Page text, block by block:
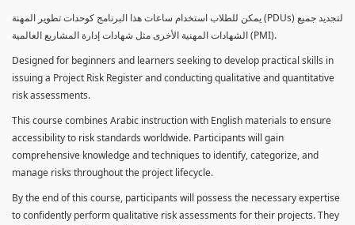
يمكن للطلاب استخدام ساعات هذا البرنامج كوحدات تطوير المهنة (PDUs) لتجديد جميع
الشهادات المهنية الأخرى مثل شهادات إدارة المشاريع العالمية (PMI).
Designed for beginners and learners seeking to develop practical skills in
issuing a Project Risk Register and conducting qualitative and quantitative
risk assessments.
This course combines Arabic instruction with English materials to ensure
accessibility to risk standards worldwide. Participants will gain
comprehensive knowledge and techniques to identify, categorize, and
manage risks throughout the project lifecycle.
By the end of this course, participants will possess the necessary expertise
to confidently perform qualitative risk assessments for their projects. They